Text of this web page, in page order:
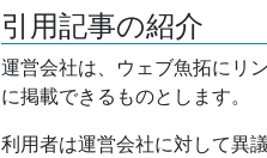
引用記事の紹介
運営会社は、ウェブ魚拓にリ
に掲載できるものとします。
利用者は運営会社に対して異